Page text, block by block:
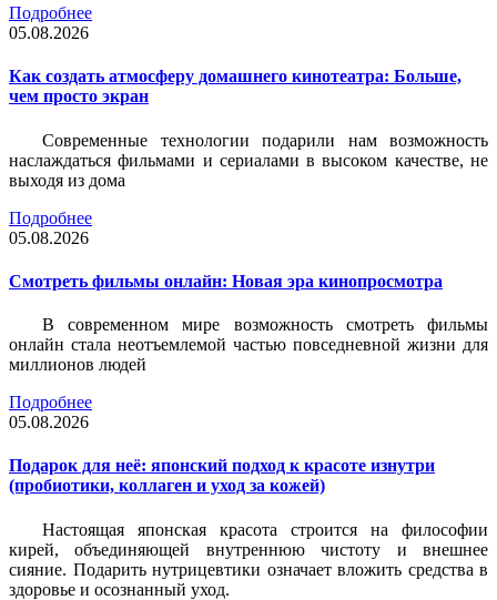
Подробнее
05.08.2026
Как создать атмосферу домашнего кинотеатра: Больше,
чем просто экран
Современные технологии подарили нам возможность
наслаждаться фильмами и сериалами в высоком качестве, не
выходя из дома
Подробнее
05.08.2026
Смотреть фильмы онлайн: Новая эра кинопросмотра
В современном мире возможность смотреть фильмы
онлайн стала неотъемлемой частью повседневной жизни для
миллионов людей
Подробнее
05.08.2026
Подарок для неё: японский подход к красоте изнутри
(пробиотики, коллаген и уход за кожей)
Настоящая японская красота строится на философии
кирей, объединяющей внутреннюю чистоту и внешнее
сияние. Подарить нутрицевтики означает вложить средства в
здоровье и осознанный уход.